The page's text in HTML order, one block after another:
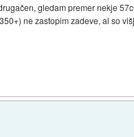
gledam premer nekje
ne zastopim zadeve, al so